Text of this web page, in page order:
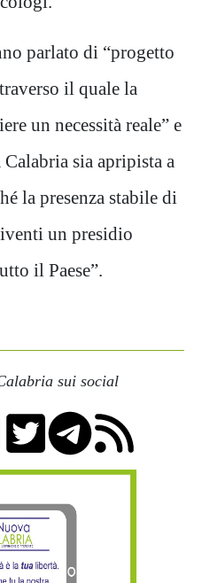
parlato di “progetto
il quale la
un necessità reale” e
sia apripista a
la presenza stabile di
un presidio
il Paese”.
sui social